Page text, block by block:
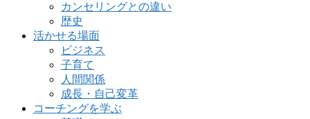
カンセリングとの違い
歴史
活かせる場面
ビジネス
子育て
人間関係
成長・自己変革
コーチングを学ぶ